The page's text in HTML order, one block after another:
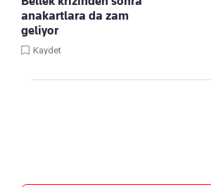
anakartlara da zam
geliyor
Kaydet